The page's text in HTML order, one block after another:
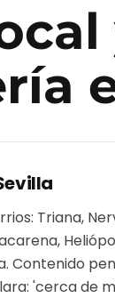
Triana,
Contenido
'cerca de